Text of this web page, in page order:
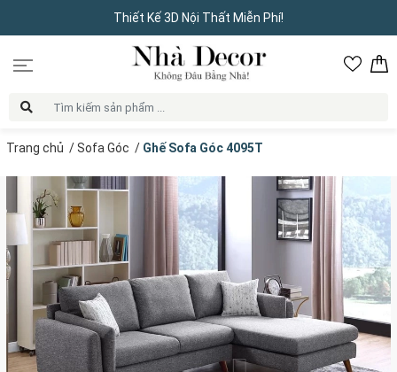
Thiết Kế 3D Nội Thất Miễn Phí!
Trang chủ /Sofa Góc / Ghế Sofa Góc 4095T